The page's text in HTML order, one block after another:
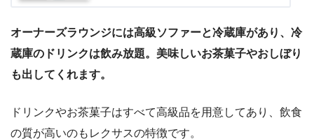
オーナーズラウンジには高級ソファーと冷蔵庫があり、冷
蔵庫のドリンクは飲み放題。美味しいお茶菓子やおしぼり
も出してくれます。
ドリンクやお茶菓子はすべて高級品を用意してあり、飲食
の質が高いのもレクサスの特徴です。